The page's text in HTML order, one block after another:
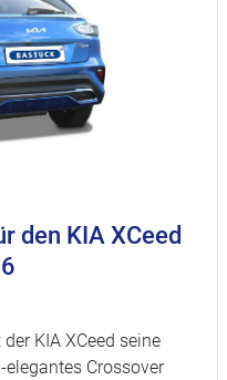
den KIA XCeed
KIA XCeed seine
Crossover